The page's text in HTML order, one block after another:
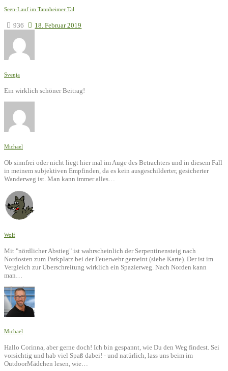
Seen-Lauf im Tannheimer Tal
936 18. Februar 2019
Svenja
Ein wirklich schöner Beitrag!
Michael
Ob sinnfrei oder nicht liegt hier mal im Auge des Betrachters und in diesem Fall
in meinem subjektiven Empfinden, da es kein ausgeschilderter, gesicherter
Wanderweg ist. Man kann immer alles…
Wolf
Mit "nördlicher Abstieg" ist wahrscheinlich der Serpentinensteig nach
Nordosten zum Parkplatz bei der Feuerwehr gemeint (siehe Karte). Der ist im
Vergleich zur Überschreitung wirklich ein Spazierweg. Nach Norden kann
man…
Michael
Hallo Corinna, aber gerne doch! Ich bin gespannt, wie Du den Weg findest. Sei
vorsichtig und hab viel Spaß dabei! - und natürlich, lass uns beim im
OutdoorMädchen lesen, wie…